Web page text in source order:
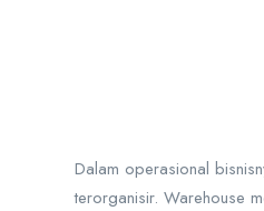
Dalam operasional
terorganisir. Warehouse